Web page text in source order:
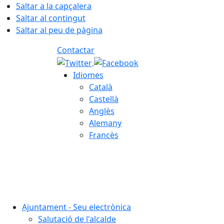
Saltar a la capçalera
Saltar al contingut
Saltar al peu de pàgina
Contactar
Idiomes
Català
Castellà
Anglès
Alemany
Francès
Ajuntament - Seu electrònica
Salutació de l'alcalde